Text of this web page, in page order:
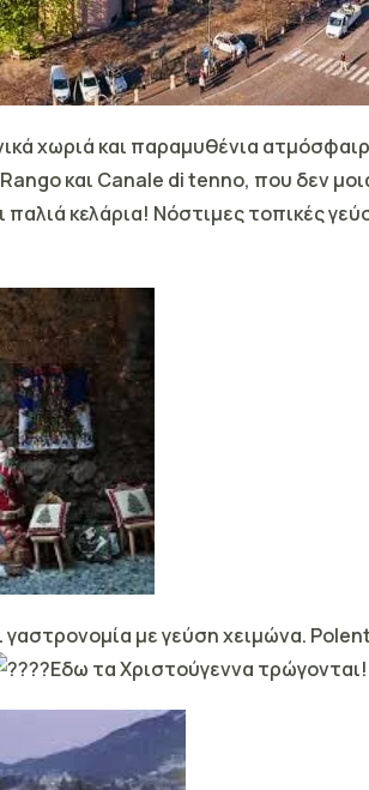
χωριά και παραμυθένια
και Canale di tenno, που δεν
κελάρια! Νόστιμες τοπικές
γαστρονομία με γεύση χειμώνα.
Eδω τα Χριστούγεννα τρώγονται!